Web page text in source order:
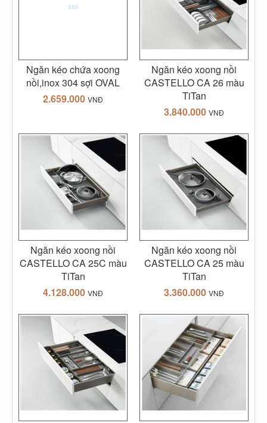
Ngăn kéo chứa xoong
nồi,inox 304 sợi OVAL
2.659.000 VNĐ
Ngăn kéo xoong nồi
CASTELLO CA 26 màu
TiTan
3.840.000 VNĐ
Ngăn kéo xoong nồi
CASTELLO CA 25C màu
TiTan
4.128.000 VNĐ
Ngăn kéo xoong nồi
CASTELLO CA 25 màu
TiTan
3.360.000 VNĐ